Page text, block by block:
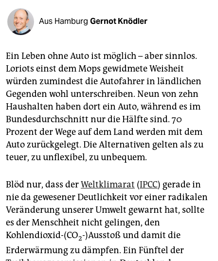
shop
fragen & hilfe
unterstützen
abo
genossenschaft
epaper login
Aus Hamburg Gernot Knödler
Ein Leben ohne Auto ist möglich – aber sinnlos.
Loriots einst dem Mops gewidmete Weisheit
würden zumindest die Autofahrer in ländlichen
Gegenden wohl unterschreiben. Neun von zehn
Haushalten haben dort ein Auto, während es im
Bundesdurchschnitt nur die Hälfte sind. 70
Prozent der Wege auf dem Land werden mit dem
Auto zurückgelegt. Die Alternativen gelten als zu
teuer, zu unflexibel, zu unbequem.
Blöd nur, dass derWeltklimarat (IPCC) gerade in
nie da gewesener Deutlichkeit vor einer radikalen
Veränderung unserer Umwelt gewarnt hat, sollte
es der Menschheit nicht gelingen, den
Kohlendioxid-(CO2-)Ausstoß und damit die
Erderwärmung zu dämpfen. Ein Fünftel der